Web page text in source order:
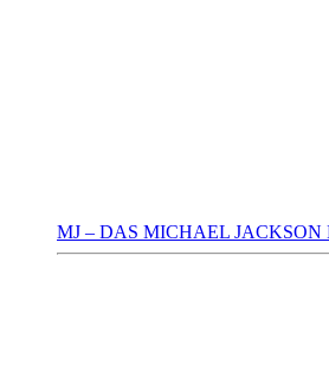
MJ – DAS MICHAEL JACKSON